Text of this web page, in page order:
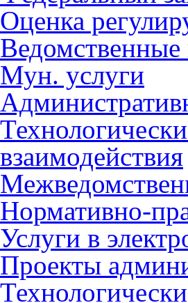
Оценка
Мун. услуги
взаимодействия
Нормативно-
Услуги в
Проекты